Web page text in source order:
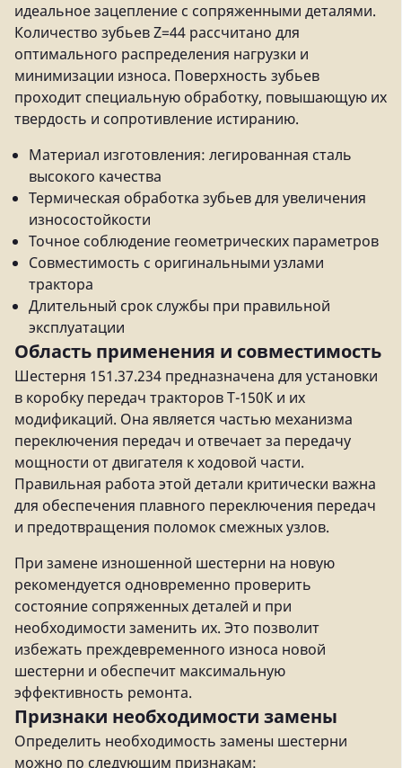
идеальное зацепление с сопряженными деталями.
Количество зубьев Z=44 рассчитано для
оптимального распределения нагрузки и
минимизации износа. Поверхность зубьев
проходит специальную обработку, повышающую их
твердость и сопротивление истиранию.
Материал изготовления: легированная сталь
высокого качества
Термическая обработка зубьев для увеличения
износостойкости
Точное соблюдение геометрических параметров
Совместимость с оригинальными узлами
трактора
Длительный срок службы при правильной
эксплуатации
Область применения и совместимость
Шестерня 151.37.234 предназначена для установки
в коробку передач тракторов Т-150К и их
модификаций. Она является частью механизма
переключения передач и отвечает за передачу
мощности от двигателя к ходовой части.
Правильная работа этой детали критически важна
для обеспечения плавного переключения передач
и предотвращения поломок смежных узлов.
При замене изношенной шестерни на новую
рекомендуется одновременно проверить
состояние сопряженных деталей и при
необходимости заменить их. Это позволит
избежать преждевременного износа новой
шестерни и обеспечит максимальную
эффективность ремонта.
Признаки необходимости замены
Определить необходимость замены шестерни
можно по следующим признакам: